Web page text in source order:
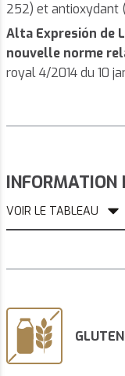
252) et antioxydant
Alta Expresión de
nouvelle norme
royal 4/2014 du 10
INFORMATION
VOIR LE TABLEAU
GLUTEN